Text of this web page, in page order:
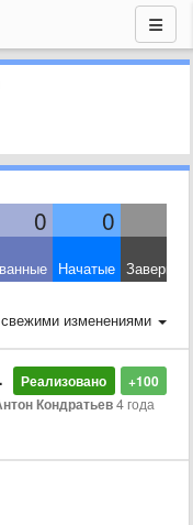
0 0
Начатые
изменениями
+100
Реализовано
Кондратьев4 года